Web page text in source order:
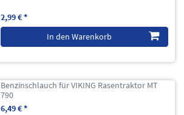
2,99 € *
In den Warenkorb
Benzinschlauch für VIKING Rasentraktor MT
790
6,49 € *